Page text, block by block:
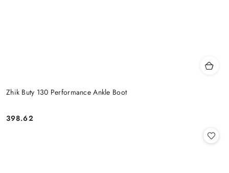
Zhik Buty 130 Performance Ankle Boot
Cena:
398.62